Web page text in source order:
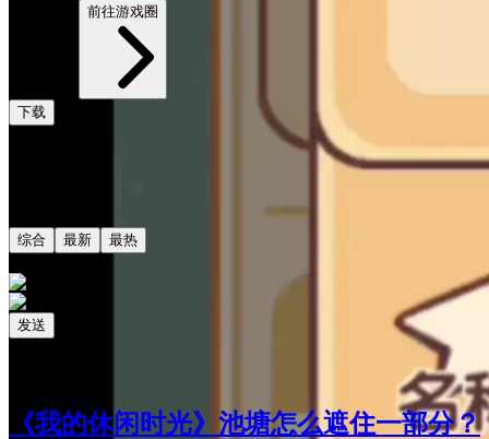
前往游戏圈
下载
综合 最新 最热
发送
《我的休闲时光》池塘怎么遮住一部分？